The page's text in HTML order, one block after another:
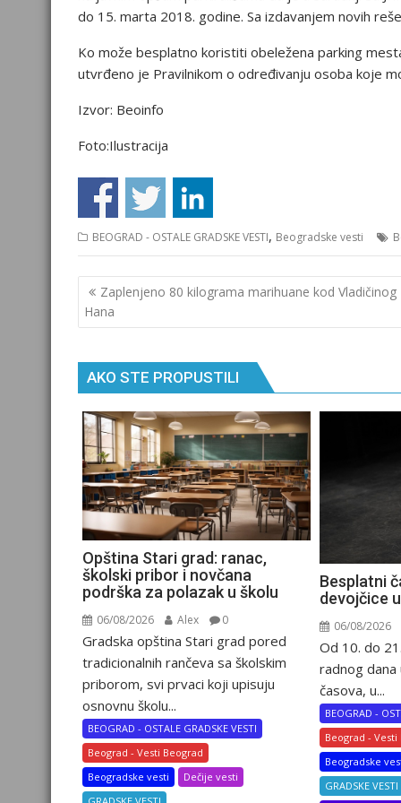
do 15. marta 2018. godine. Sa izdavanjem novih
Ko može besplatno koristiti obeležena parking
utvrđeno je Pravilnikom o određivanju osoba koje
Izvor: Beoinfo
Foto:Ilustracija
BEOGRAD - OSTALE GRADSKE VESTI, Beogradske vesti
Кретање
чланка
Zaplenjeno 80 kilograma marihuane kod Vladičinog
Hana
AKO STE PROPUSTILI
Opština Stari grad: ranac,
školski pribor i novčana
podrška za polazak u školu
06/08/2026 Alex 0
Gradska opština Stari grad pored
tradicionalnih rančeva sa školskim
priborom, svi prvaci koji upisuju
osnovnu školu...
BEOGRAD - OSTALE GRADSKE VESTI
Beograd - Vesti Beograd
Beogradske vesti
Dečije vesti
Besplatni
devojčice
06/08/2026
Od 10. do
radnog
časova, u...
BEOGRAD -
Beograd - Vesti
Beogradske
GRADSKE VESTI